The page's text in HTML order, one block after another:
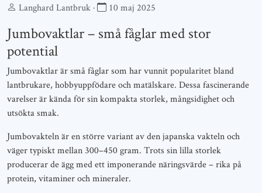
Langhard Lantbruk · 10 maj 2025
Jumbovaktlar – små fåglar med stor
potential
Jumbovaktlar är små fåglar som har vunnit popularitet bland
lantbrukare, hobbyuppfödare och matälskare. Dessa fascinerande
varelser är kända för sin kompakta storlek, mångsidighet och
utsökta smak.
Jumbovakteln är en större variant av den japanska vakteln och
väger typiskt mellan 300–450 gram. Trots sin lilla storlek
producerar de ägg med ett imponerande näringsvärde – rika på
protein, vitaminer och mineraler.